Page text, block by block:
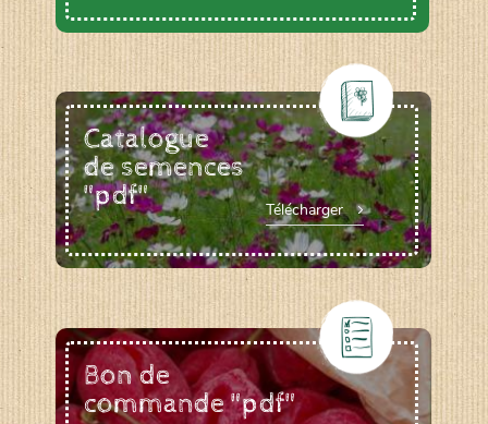
Catalogue
de semences
"pdf"
Télécharger
Bon de
commande "pdf"